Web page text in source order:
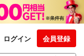
ログイン 会員登録